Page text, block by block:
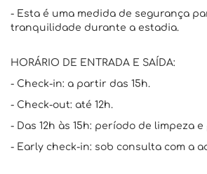
- Esta é uma medida de segurança
tranquilidade durante a estadia.
HORÁRIO DE ENTRADA E SAÍDA:
- Check-in: a partir das 15h.
- Check-out: até 12h.
- Das 12h às 15h: período de limpeza
- Early check-in: sob consulta com a